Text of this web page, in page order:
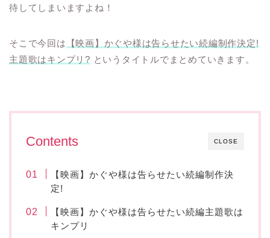
待してしまいますよね！
そこで今回は 【映画】かぐや様は告らせたい続編制作決定!
主題歌はキンプリ? というタイトルでまとめていきます。
CLOSE
Contents
【映画】かぐや様は告らせたい続編制作決
定!
【映画】かぐや様は告らせたい続編主題歌は
キンプリ